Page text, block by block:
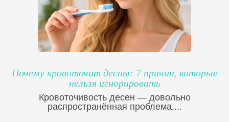
Почему кровоточат десны: 7 причин, которые
нельзя игнорировать
Кровоточивость десен — довольно
распространённая проблема,...